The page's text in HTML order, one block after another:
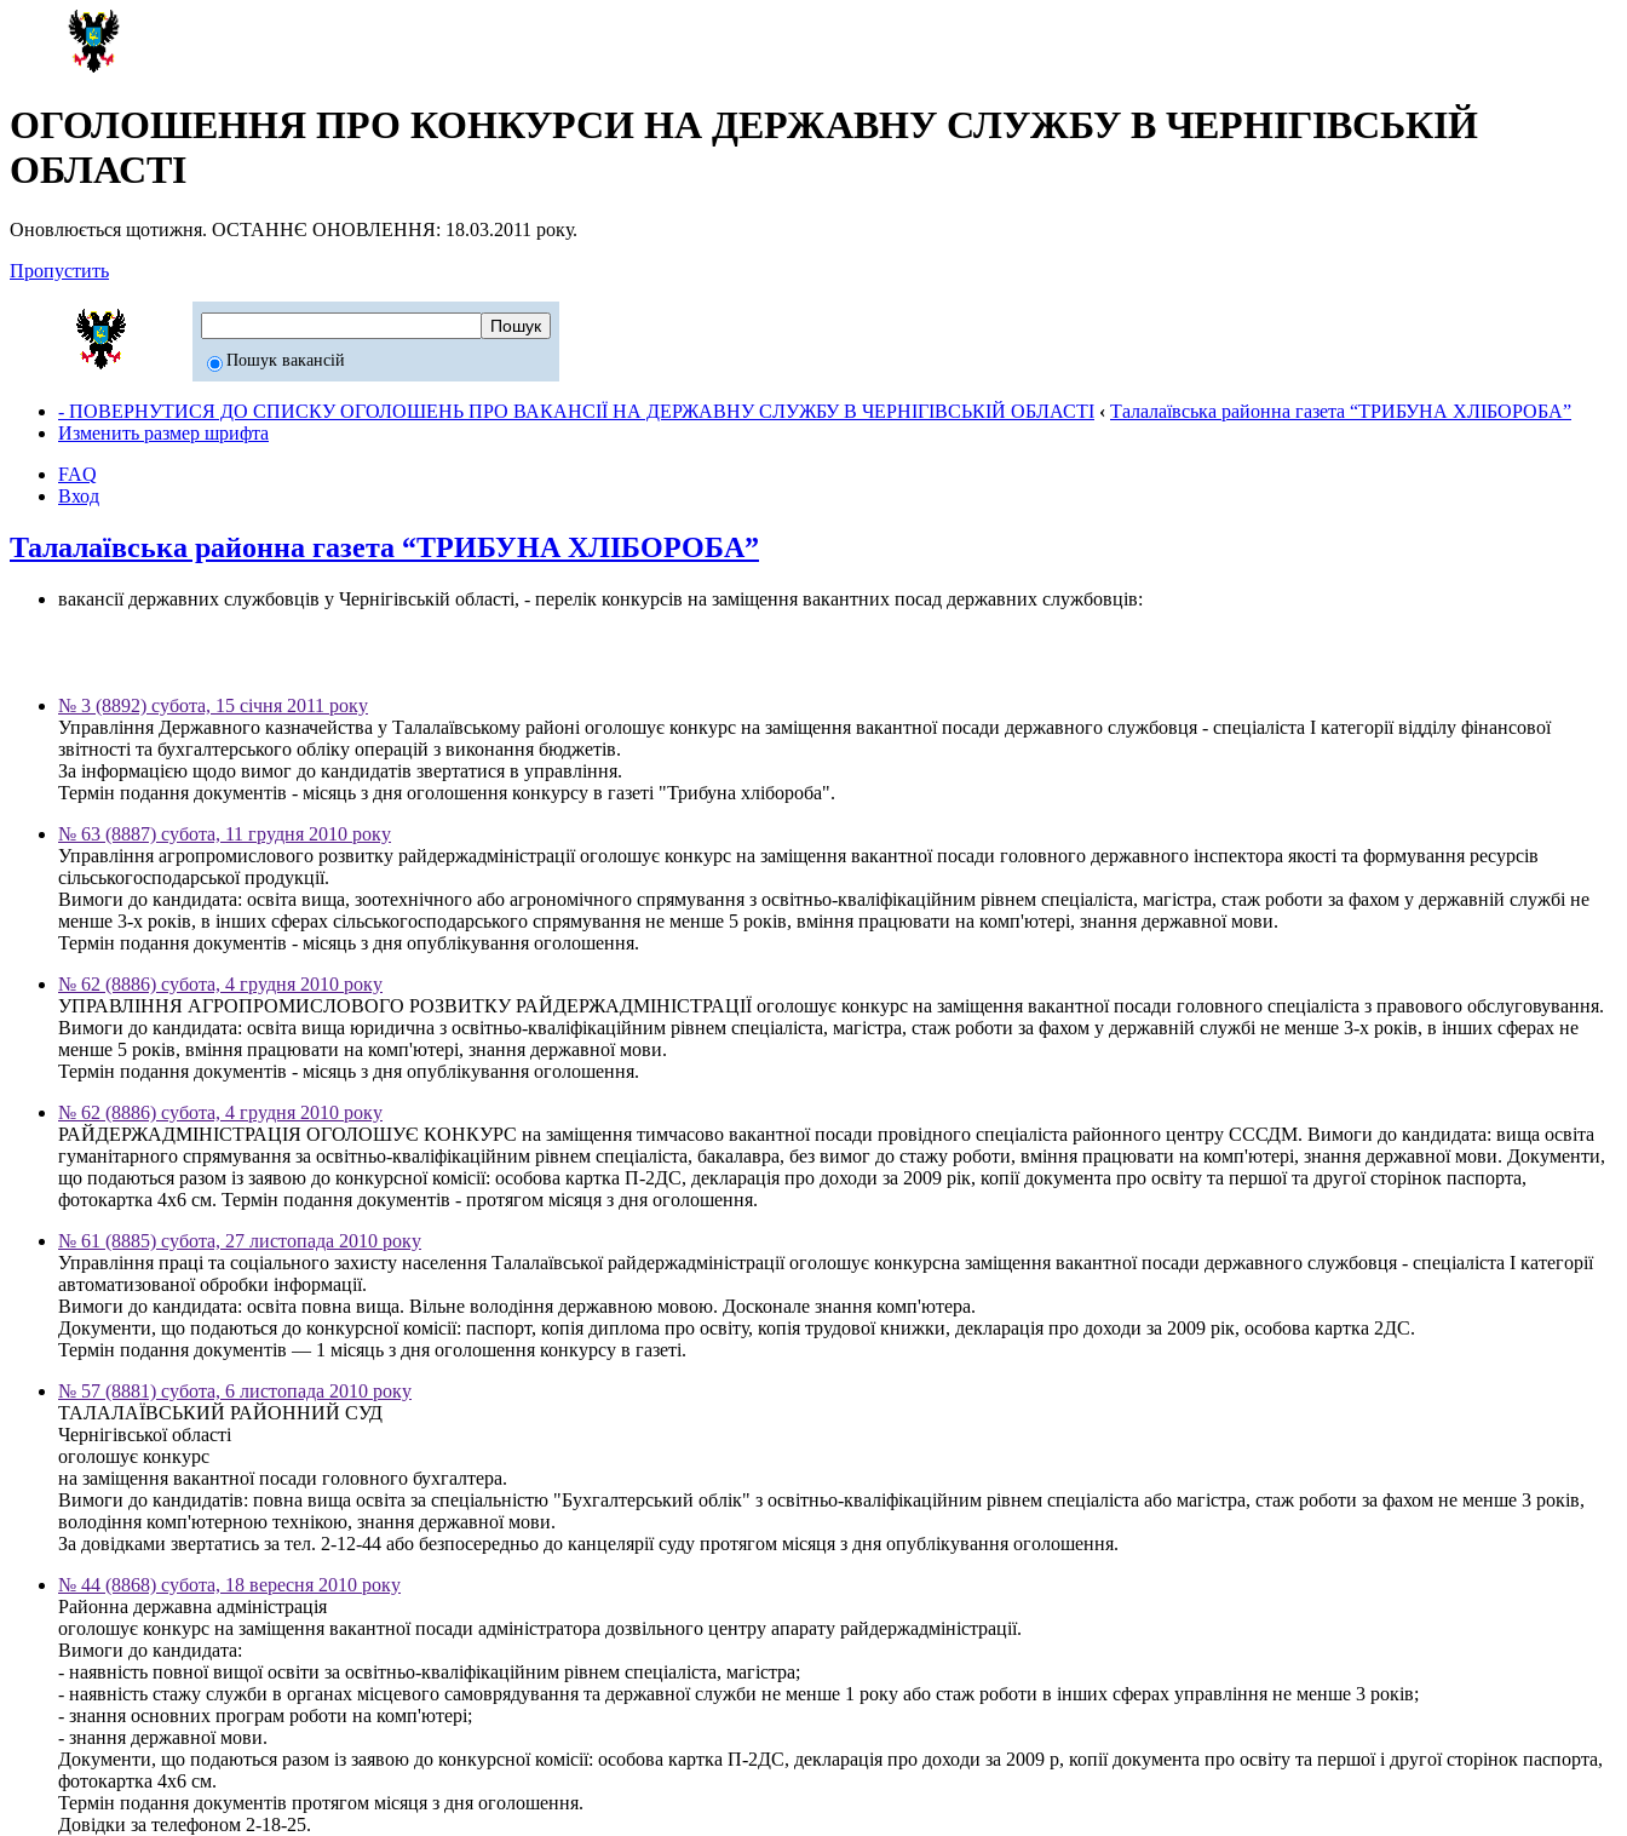
ОГОЛОШЕННЯ ПРО КОНКУРСИ НА ДЕРЖАВНУ СЛУЖБУ В ЧЕРНІГІВСЬКІЙ
ОБЛАСТІ
Оновлюється щотижня. ОСТАННЄ ОНОВЛЕННЯ: 18.03.2011 року.
Пропустить
Пошук вакансій
- ПОВЕРНУТИСЯ ДО СПИСКУ ОГОЛОШЕНЬ ПРО ВАКАНСІЇ НА ДЕРЖАВНУ СЛУЖБУ В ЧЕРНІГІВСЬКІЙ ОБЛАСТІ ‹ Талалаївська районна газета “ТРИБУНА ХЛІБОРОБА”
Изменить размер шрифта
FAQ
Вход
Талалаївська районна газета “ТРИБУНА ХЛІБОРОБА”
вакансії державних службовців у Чернігівській області, - перелік конкурсів на заміщення вакантних посад державних службовців:
№ 3 (8892) субота, 15 січня 2011 року
Управління Державного казначейства у Талалаївському районі оголошує конкурс на заміщення вакантної посади державного службовця - спеціаліста І категорії відділу фінансової
звітності та бухгалтерського обліку операцій з виконання бюджетів.
За інформацією щодо вимог до кандидатів звертатися в управління.
Термін подання документів - місяць з дня оголошення конкурсу в газеті "Трибуна хлібороба".
№ 63 (8887) субота, 11 грудня 2010 року
Управління агропромислового розвитку райдержадміністрації оголошує конкурс на заміщення вакантної посади головного державного інспектора якості та формування ресурсів
сільськогосподарської продукції.
Вимоги до кандидата: освіта вища, зоотехнічного або агрономічного спрямування з освітньо-кваліфікаційним рівнем спеціаліста, магістра, стаж роботи за фахом у державній службі не
менше 3-х років, в інших сферах сільськогосподарського спрямування не менше 5 років, вміння працювати на комп'ютері, знання державної мови.
Термін подання документів - місяць з дня опублікування оголошення.
№ 62 (8886) субота, 4 грудня 2010 року
УПРАВЛІННЯ АГРОПРОМИСЛОВОГО РОЗВИТКУ РАЙДЕРЖАДМІНІСТРАЦІЇ оголошує конкурс на заміщення вакантної посади головного спеціаліста з правового обслуговування.
Вимоги до кандидата: освіта вища юридична з освітньо-кваліфікаційним рівнем спеціаліста, магістра, стаж роботи за фахом у державній службі не менше 3-х років, в інших сферах не
менше 5 років, вміння працювати на комп'ютері, знання державної мови.
Термін подання документів - місяць з дня опублікування оголошення.
№ 62 (8886) субота, 4 грудня 2010 року
РАЙДЕРЖАДМІНІСТРАЦІЯ ОГОЛОШУЄ КОНКУРС на заміщення тимчасово вакантної посади провідного спеціаліста районного центру СССДМ. Вимоги до кандидата: вища освіта
гуманітарного спрямування за освітньо-кваліфікаційним рівнем спеціаліста, бакалавра, без вимог до стажу роботи, вміння працювати на комп'ютері, знання державної мови. Документи,
що подаються разом із заявою до конкурсної комісії: особова картка П-2ДС, декларація про доходи за 2009 рік, копії документа про освіту та першої та другої сторінок паспорта,
фотокартка 4х6 см. Термін подання документів - протягом місяця з дня оголошення.
№ 61 (8885) субота, 27 листопада 2010 року
Управління праці та соціального захисту населення Талалаївської райдержадміністрації оголошує конкурсна заміщення вакантної посади державного службовця - спеціаліста І категорії
автоматизованої обробки інформації.
Вимоги до кандидата: освіта повна вища. Вільне володіння державною мовою. Досконале знання комп'ютера.
Документи, що подаються до конкурсної комісії: паспорт, копія диплома про освіту, копія трудової книжки, декларація про доходи за 2009 рік, особова картка 2ДС.
Термін подання документів — 1 місяць з дня оголошення конкурсу в газеті.
№ 57 (8881) субота, 6 листопада 2010 року
ТАЛАЛАЇВСЬКИЙ РАЙОННИЙ СУД
Чернігівської області
оголошує конкурс
на заміщення вакантної посади головного бухгалтера.
Вимоги до кандидатів: повна вища освіта за спеціальністю "Бухгалтерський облік" з освітньо-кваліфікаційним рівнем спеціаліста або магістра, стаж роботи за фахом не менше 3 років,
володіння комп'ютерною технікою, знання державної мови.
За довідками звертатись за тел. 2-12-44 або безпосередньо до канцелярії суду протягом місяця з дня опублікування оголошення.
№ 44 (8868) субота, 18 вересня 2010 року
Районна державна адміністрація
оголошує конкурс на заміщення вакантної посади адміністратора дозвільного центру апарату райдержадміністрації.
Вимоги до кандидата:
- наявність повної вищої освіти за освітньо-кваліфікаційним рівнем спеціаліста, магістра;
- наявність стажу служби в органах місцевого самоврядування та державної служби не менше 1 року або стаж роботи в інших сферах управління не менше 3 років;
- знання основних програм роботи на комп'ютері;
- знання державної мови.
Документи, що подаються разом із заявою до конкурсної комісії: особова картка П-2ДС, декларація про доходи за 2009 р, копії документа про освіту та першої і другої сторінок паспорта,
фотокартка 4х6 см.
Термін подання документів протягом місяця з дня оголошення.
Довідки за телефоном 2-18-25.